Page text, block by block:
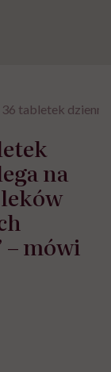
tabletek
na
– mówi